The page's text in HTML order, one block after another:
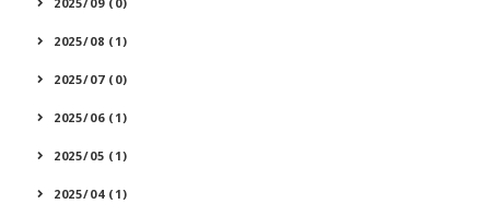
2025/08 (1)
2025/07 (0)
2025/06 (1)
2025/05 (1)
2025/04 (1)